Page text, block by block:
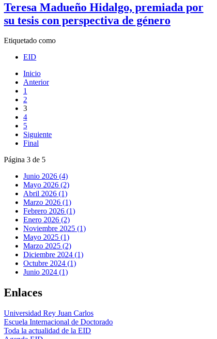
Teresa Madueño Hidalgo, premiada por
su tesis con perspectiva de género
Etiquetado como
EID
Inicio
Anterior
1
2
3
4
5
Siguiente
Final
Página 3 de 5
Junio 2026 (4)
Mayo 2026 (2)
Abril 2026 (1)
Marzo 2026 (1)
Febrero 2026 (1)
Enero 2026 (2)
Noviembre 2025 (1)
Mayo 2025 (1)
Marzo 2025 (2)
Diciembre 2024 (1)
Octubre 2024 (1)
Junio 2024 (1)
Enlaces
Universidad Rey Juan Carlos
Escuela Internacional de Doctorado
Toda la actualidad de la EID